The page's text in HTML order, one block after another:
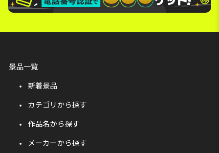
景品一覧
新着景品
カテゴリから探す
作品名から探す
メーカーから探す